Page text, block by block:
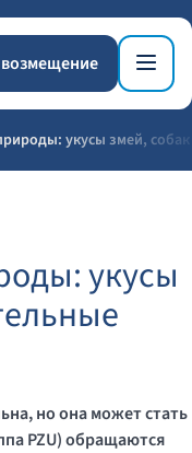
укусы змей,
укусы
но она может стать
PZU) обращаются